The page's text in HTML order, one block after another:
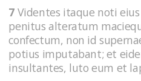
7 Videntes itaque noti
penitus alteratum
confectum, non id
potius imputabant; et
insultantes, luto eum et